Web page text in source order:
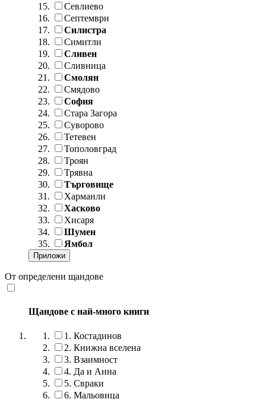
Севлиево
Септември
Силистра
Симитли
Сливен
Сливница
Смолян
Смядово
София
Стара Загора
Суворово
Тетевен
Тополовград
Троян
Трявна
Търговище
Харманли
Хасково
Хисаря
Шумен
Ямбол
От определени щандове
Щандове с най-много книги
1. Костадинов
2. Книжна вселена
3. Взаимност
4. Да и Анна
5. Свраки
6. Мальовица